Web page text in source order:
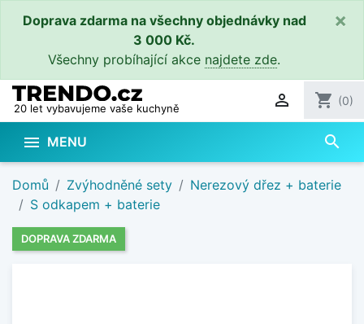
Doprava zdarma na všechny objednávky nad
3 000 Kč.
Všechny probíhající akce najdete zde.
×
20 let vybavujeme vaše kuchyně  shopping_cart (0)
 MENU search
Domů Zvýhodněné sety
Nerezový dřez + baterie
S odkapem + baterie
DOPRAVA ZDARMA